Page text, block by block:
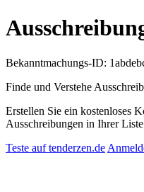
Bekanntmachungs-ID:
Finde und Verstehe
Erstellen Sie ein kostenloses
Ausschreibungen in Ihrer
Teste auf tenderzen.de